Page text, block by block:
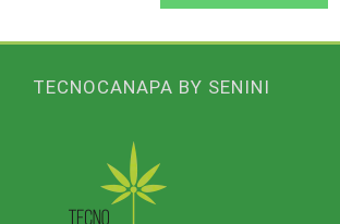
TECNOCANAPA BY SENINI